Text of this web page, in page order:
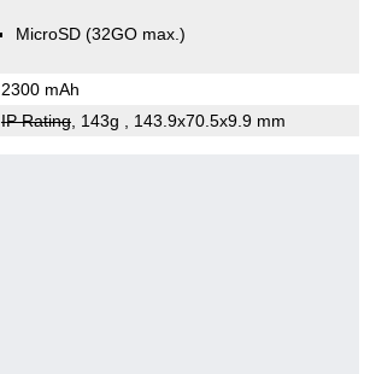
MicroSD (32GO max.)
2300 mAh
IP Rating, 143g , 143.9x70.5x9.9 mm